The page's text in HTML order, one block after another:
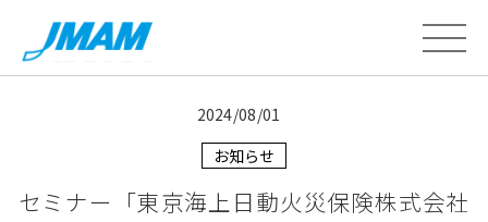
2024/08/01
お知らせ
セミナー「東京海上日動火災保険株式会社